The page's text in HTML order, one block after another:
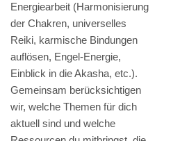
Energiearbeit (Harmonisierung
der Chakren, universelles
Reiki, karmische Bindungen
auflösen, Engel-Energie,
Einblick in die Akasha, etc.).
Gemeinsam berücksichtigen
wir, welche Themen für dich
aktuell sind und welche